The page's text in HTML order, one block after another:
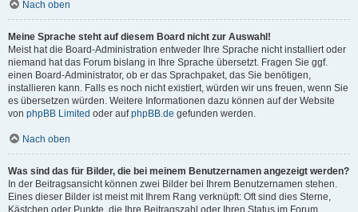
Nach oben
Meine Sprache steht auf diesem Board nicht zur Auswahl!
Meist hat die Board-Administration entweder Ihre Sprache nicht installiert oder
niemand hat das Forum bislang in Ihre Sprache übersetzt. Fragen Sie ggf.
einen Board-Administrator, ob er das Sprachpaket, das Sie benötigen,
installieren kann. Falls es noch nicht existiert, würden wir uns freuen, wenn Sie
es übersetzen würden. Weitere Informationen dazu können auf der Website
von phpBB Limited oder aufphpBB.de gefunden werden.
Nach oben
Was sind das für Bilder, die bei meinem Benutzernamen angezeigt werden?
In der Beitragsansicht können zwei Bilder bei Ihrem Benutzernamen stehen.
Eines dieser Bilder ist meist mit Ihrem Rang verknüpft: Oft sind dies Sterne,
Kästchen oder Punkte, die Ihre Beitragszahl oder Ihren Status im Forum